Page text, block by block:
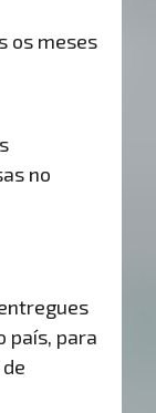
os meses
no
país, para